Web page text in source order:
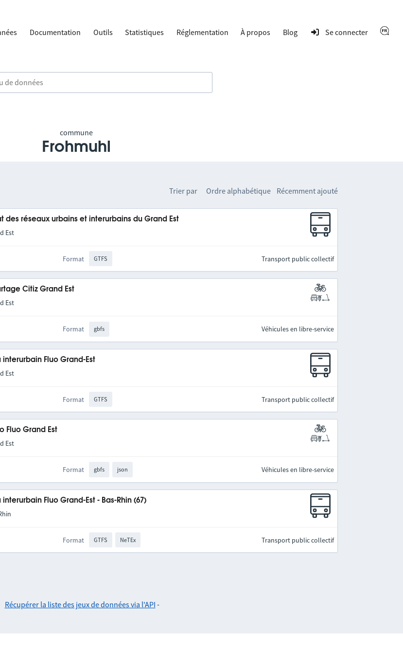
Documentation Outils Statistiques Réglementation À propos Blog Se connecter
commune
Frohmuhl
Trier par Ordre alphabétique Récemment ajouté
des réseaux urbains et interurbains du Grand Est
Est
Format GTFS Transport public collectif
Citiz Grand Est
Est
Format gbfs Véhicules en libre-service
interurbain Fluo Grand-Est
Est
Format GTFS Transport public collectif
Fluo Grand Est
Est
Format gbfs json Véhicules en libre-service
interurbain Fluo Grand-Est - Bas-Rhin (67)
Format GTFS NeTEx Transport public collectif
Récupérer la liste des jeux de données via l'API -